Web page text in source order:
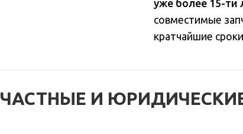
уже более 15-ти
совместимые
кратчайшие
ЧАСТНЫЕ И